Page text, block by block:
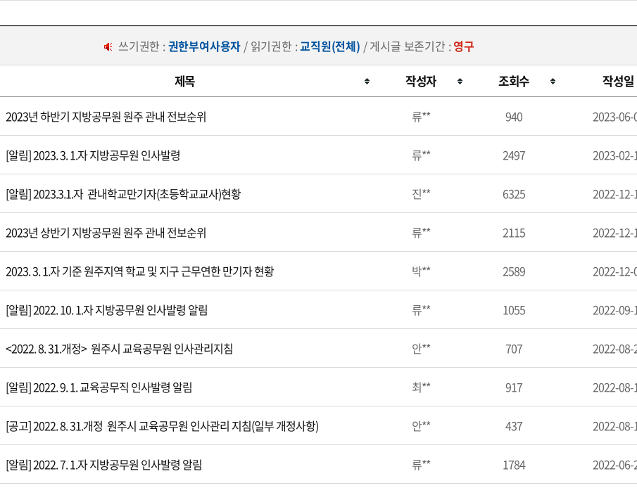
쓰기권한 :권한부여사용자 / 읽기권한 :교직원(전체) / 게시글 보존기간 :영구
제목 작성자 조회수 작성일
2023년 하반기 지방공무원 원주 관내 전보순위 류** 940 2023-06-
[알림] 2023. 3. 1.자 지방공무원 인사발령 류** 2497 2023-02-
[알림] 2023.3.1.자 관내학교만기자(초등학교교사)현황 진** 6325 2022-12-
2023년 상반기 지방공무원 원주 관내 전보순위 류** 2115 2022-12-
2023. 3. 1.자 기준 원주지역 학교 및 지구 근무연한 만기자 현황 박** 2589 2022-12-
[알림] 2022. 10. 1.자 지방공무원 인사발령 알림 류** 1055 2022-09-
<2022. 8. 31.개정> 원주시 교육공무원 인사관리지침 안** 707 2022-08-
[알림] 2022. 9. 1. 교육공무직 인사발령 알림 최** 917 2022-08-
[공고] 2022. 8. 31.개정 원주시 교육공무원 인사관리 지침(일부 개정사항) 안** 437 2022-08-
[알림] 2022. 7. 1.자 지방공무원 인사발령 알림 류** 1784 2022-06-